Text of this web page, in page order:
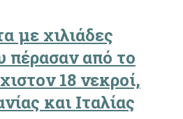
με χιλιάδες
πέρασαν από το
18 νεκροί,
και Ιταλίας